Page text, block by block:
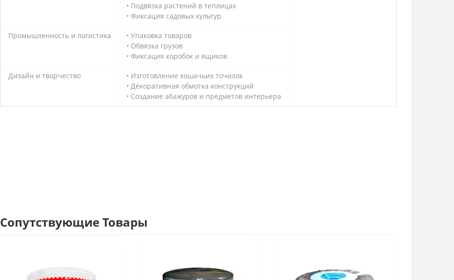
• Подвязка растений в теплицах
• Фиксация садовых культур
Промышленность и логистика
• Упаковка товаров
• Обвязка грузов
• Фиксация коробок и ящиков
Дизайн и творчество
• Изготовление кошачьих точилок
• Декоративная обмотка конструкций
• Создание абажуров и предметов интерьера
Сопутствующие Товары